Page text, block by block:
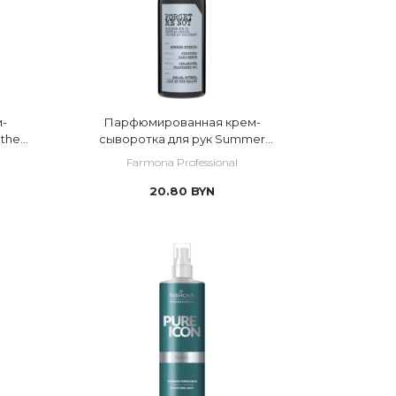
Парфюмированная крем-
сыворотка для рук Summer
Farmona Professional
20.80 BYN